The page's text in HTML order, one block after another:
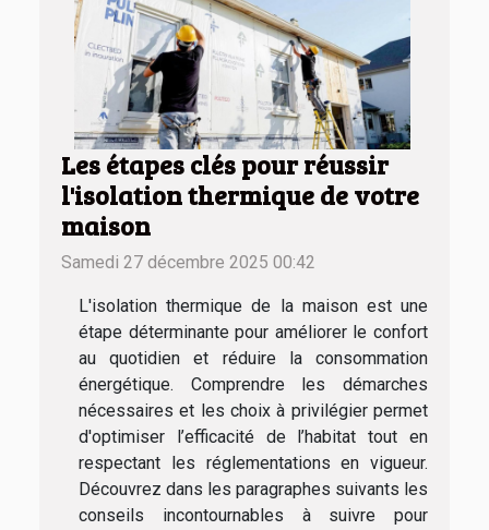
Les étapes clés pour réussir
l'isolation thermique de votre
maison
Samedi 27 décembre 2025 00:42
L'isolation thermique de la maison est une
étape déterminante pour améliorer le confort
au quotidien et réduire la consommation
énergétique. Comprendre les démarches
nécessaires et les choix à privilégier permet
d'optimiser l’efficacité de l’habitat tout en
respectant les réglementations en vigueur.
Découvrez dans les paragraphes suivants les
conseils incontournables à suivre pour